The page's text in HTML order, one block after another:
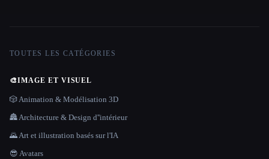
TOUTES LES CATÉGORIES
🎨IMAGE ET VISUEL
🎲 Animation & Modélisation 3D
🏯 Architecture & Design d''intérieur
🌄 Art et illustration basés sur l'IA
😎 Avatars